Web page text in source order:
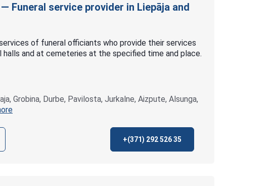
— Funeral service provider in Liepāja and
of funeral officiants who provide their services
halls and at cemeteries at the specified time and place.
Grobina, Durbe, Pavilosta, Jurkalne, Aizpute, Alsunga,
+(371) 292 526 35